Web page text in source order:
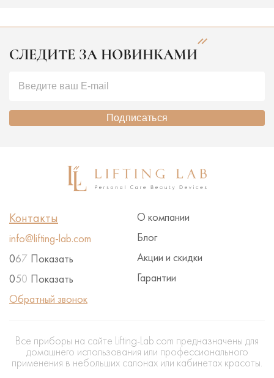
СЛЕДИТЕ ЗА НОВИНКАМИ
Подписаться
О компании
Блог
Акции и скидки
Гарантии
Контакты
info@lifting-lab.com
067 Показать
050 Показать
Обратный звонок
Все приборы на сайте Lifting-Lab.com предназначены для
домашнего использования или профессионального
применения в небольших салонах или кабинетах красоты.